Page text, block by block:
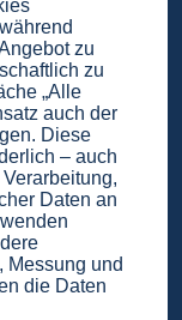
und
zu
zu
zu
„Alle
auch der
Diese
– auch
Daten an
Messung und
die Daten